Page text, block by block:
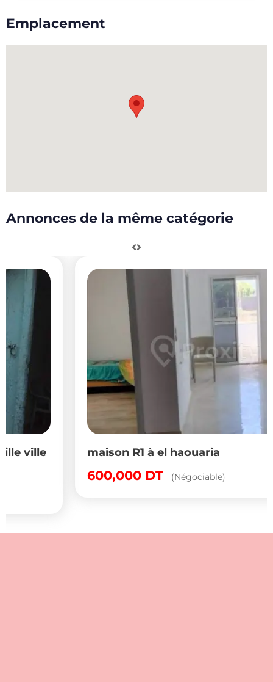
Emplacement
Annonces de la même catégorie
maison R1 à el haouaria
DT (Négociable)